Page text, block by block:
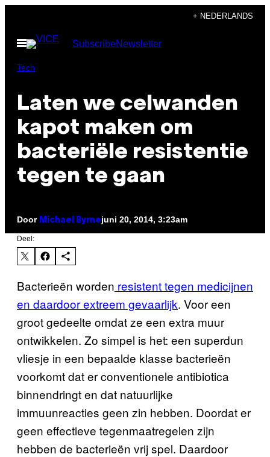
de
inhoud
+ NEDERLANDS
Open
menu
SubscribeNewsletter
Tech
Laten we celwanden
kapot maken om
bacteriële resistentie
tegen te gaan
Door Michael Byrnejuni 20, 2014, 3:23am
Deel:
Bacterieën worden resistent tegen medicijnen
en daardoor extreem gevaarlijk. Voor een
groot gedeelte omdat ze een extra muur
ontwikkelen. Zo simpel is het: een superdun
vliesje in een bepaalde klasse bacterieën
voorkomt dat er conventionele antibiotica
binnendringt en dat natuurlijke
immuunreacties geen zin hebben. Doordat er
geen effectieve tegenmaatregelen zijn
hebben de bacterieën vrij spel. Daardoor